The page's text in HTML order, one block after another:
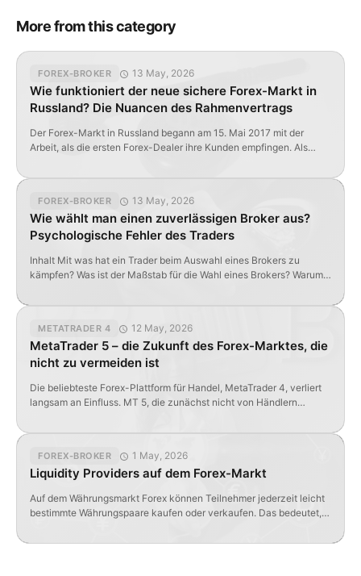
More from this category
FOREX-BROKER 13 May, 2026
Wie funktioniert der neue sichere Forex-Markt in
Russland? Die Nuancen des Rahmenvertrags
Der Forex-Markt in Russland begann am 15. Mai 2017 mit der
Arbeit, als die ersten Forex-Dealer ihre Kunden empfingen. Als
russischen Forex-Markt und wofür ist er erforderlich? Laut Punkt
[…]
FOREX-BROKER 13 May, 2026
Wie wählt man einen zuverlässigen Broker aus?
Psychologische Fehler des Traders
Inhalt Mit was hat ein Trader beim Auswahl eines Brokers zu
kämpfen? Was ist der Maßstab für die Wahl eines Brokers? Warum
Brokers […]
METATRADER 4 12 May, 2026
MetaTrader 5 – die Zukunft des Forex-Marktes, die
nicht zu vermeiden ist
Die beliebteste Forex-Plattform für Handel, MetaTrader 4, verliert
langsam an Einfluss. MT 5, die zunächst nicht von Händlern
FOREX-BROKER 1 May, 2026
Liquidity Providers auf dem Forex-Markt
Auf dem Währungsmarkt Forex können Teilnehmer jederzeit leicht
bestimmte Währungspaare kaufen oder verkaufen. Das bedeutet,
Preis sowohl Käufer als auch Verkäufer für diese Währungspaar